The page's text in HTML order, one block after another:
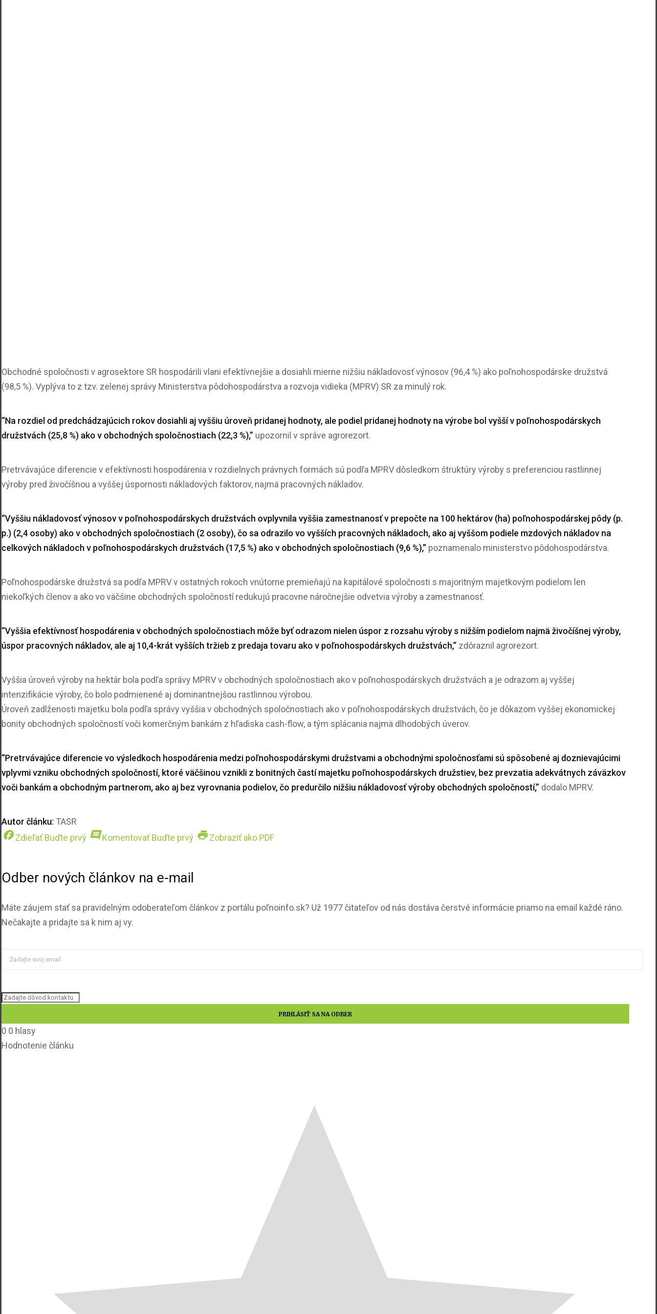
Obchodné spoločnosti v agrosektore SR hospodárili vlani efektívnejšie a dosiahli mierne nižšiu nákladovosť výnosov (96,4 %) ako poľnohospodárske družstvá
(98,5 %). Vyplýva to z tzv. zelenej správy Ministerstva pôdohospodárstva a rozvoja vidieka (MPRV) SR za minulý rok.
“Na rozdiel od predchádzajúcich rokov dosiahli aj vyššiu úroveň pridanej hodnoty, ale podiel pridanej hodnoty na výrobe bol vyšší v poľnohospodárskych
družstvách (25,8 %) ako v obchodných spoločnostiach (22,3 %),” upozornil v správe agrorezort.
Pretrvávajúce diferencie v efektívnosti hospodárenia v rozdielnych právnych formách sú podľa MPRV dôsledkom štruktúry výroby s preferenciou rastlinnej
výroby pred živočíšnou a vyššej úspornosti nákladových faktorov, najmä pracovných nákladov.
“Vyššiu nákladovosť výnosov v poľnohospodárskych družstvách ovplyvnila vyššia zamestnanosť v prepočte na 100 hektárov (ha) poľnohospodárskej pôdy (p.
p.) (2,4 osoby) ako v obchodných spoločnostiach (2 osoby), čo sa odrazilo vo vyšších pracovných nákladoch, ako aj vyššom podiele mzdových nákladov na
celkových nákladoch v poľnohospodárskych družstvách (17,5 %) ako v obchodných spoločnostiach (9,6 %),” poznamenalo ministerstvo pôdohospodárstva.
Poľnohospodárske družstvá sa podľa MPRV v ostatných rokoch vnútorne premieňajú na kapitálové spoločnosti s majoritným majetkovým podielom len
niekoľkých členov a ako vo väčšine obchodných spoločností redukujú pracovne náročnejšie odvetvia výroby a zamestnanosť.
“Vyššia efektívnosť hospodárenia v obchodných spoločnostiach môže byť odrazom nielen úspor z rozsahu výroby s nižším podielom najmä živočíšnej výroby,
úspor pracovných nákladov, ale aj 10,4-krát vyšších tržieb z predaja tovaru ako v poľnohospodárskych družstvách,” zdôraznil agrorezort.
Vyššia úroveň výroby na hektár bola podľa správy MPRV v obchodných spoločnostiach ako v poľnohospodárskych družstvách a je odrazom aj vyššej
intenzifikácie výroby, čo bolo podmienené aj dominantnejšou rastlinnou výrobou.
Úroveň zadlženosti majetku bola podľa správy vyššia v obchodných spoločnostiach ako v poľnohospodárskych družstvách, čo je dôkazom vyššej ekonomickej
bonity obchodných spoločností voči komerčným bankám z hľadiska cash-flow, a tým splácania najmä dlhodobých úverov.
“Pretrvávajúce diferencie vo výsledkoch hospodárenia medzi poľnohospodárskymi družstvami a obchodnými spoločnosťami sú spôsobené aj doznievajúcimi
vplyvmi vzniku obchodných spoločností, ktoré väčšinou vznikli z bonitných častí majetku poľnohospodárskych družstiev, bez prevzatia adekvátnych záväzkov
voči bankám a obchodným partnerom, ako aj bez vyrovnania podielov, čo predurčilo nižšiu nákladovosť výroby obchodných spoločností,” dodalo MPRV.
Autor článku: TASR
facebookZdieľaťBuďte prvý commentKomentovaťBuďte prvý printZobraziť ako PDF
Odber nových článkov na e-mail
Máte záujem stať sa pravidelným odoberateľom článkov z portálu poľnoinfo.sk? Už 1977 čitateľov od nás dostáva čerstvé informácie priamo na email každé ráno.
Nečakajte a pridajte sa k nim aj vy.
0 0 hlasy
Hodnotenie článku